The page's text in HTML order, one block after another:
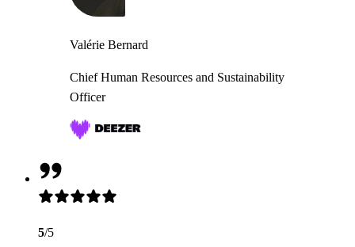
Valérie Bernard
Chief Human Resources and Sustainability
Officer
5/5